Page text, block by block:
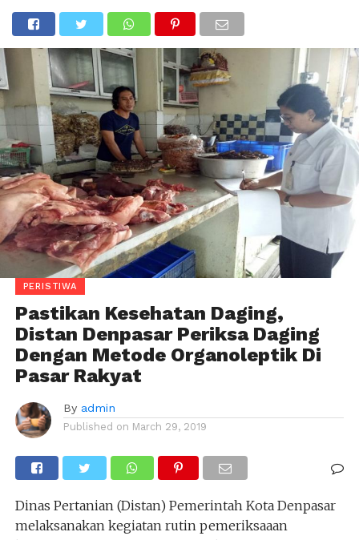
PERISTIWA
Pastikan Kesehatan Daging,
Distan Denpasar Periksa Daging
Dengan Metode Organoleptik Di
Pasar Rakyat
By admin
Published on March 29, 2019
Dinas Pertanian (Distan) Pemerintah Kota Denpasar
melaksanakan kegiatan rutin pemeriksaaan